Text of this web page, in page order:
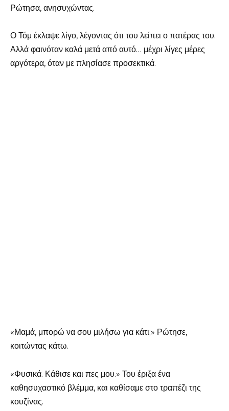
Ρώτησα, ανησυχώντας.
Ο Τόμ έκλαψε λίγο, λέγοντας ότι του λείπει ο πατέρας του.
Αλλά φαινόταν καλά μετά από αυτό… μέχρι λίγες μέρες
αργότερα, όταν με πλησίασε προσεκτικά.
«Μαμά, μπορώ να σου μιλήσω για κάτι;» Ρώτησε,
κοιτώντας κάτω.
«Φυσικά. Κάθισε και πες μου.» Του έριξα ένα
καθησυχαστικό βλέμμα, και καθίσαμε στο τραπέζι της
κουζίνας.